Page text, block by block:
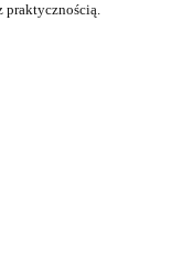
praktycznością.